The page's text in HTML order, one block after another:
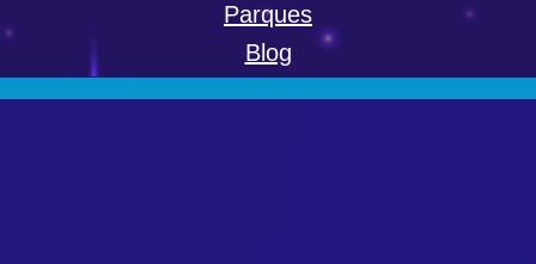
Parques
Blog